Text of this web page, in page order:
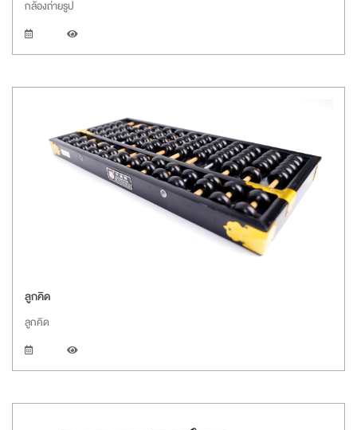
กล้องถ่ายรูป
ลูกคิด
ลูกคิด